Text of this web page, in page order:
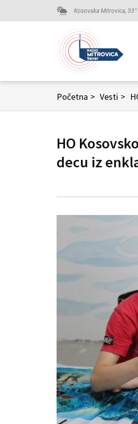
Kosovska Mitrovica, 33°
Početna > Vesti >
HO
decu iz